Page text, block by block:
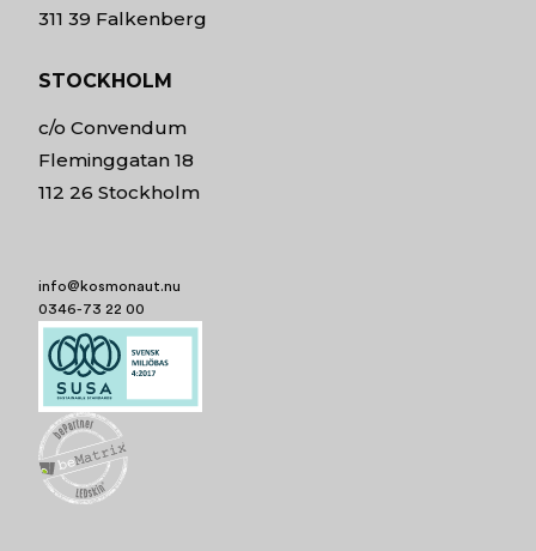
311 39 Falkenberg
STOCKHOLM
c/o Convendum
Fleminggatan 18
112 26 Stockholm
info@kosmonaut.nu
0346-73 22 00